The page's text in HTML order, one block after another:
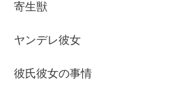
寄生獣
ヤンデレ彼女
彼氏彼女の事情